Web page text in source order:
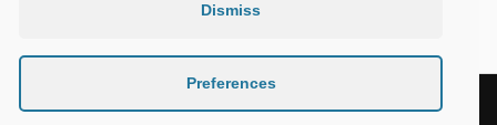
&
Dismiss
Preferences